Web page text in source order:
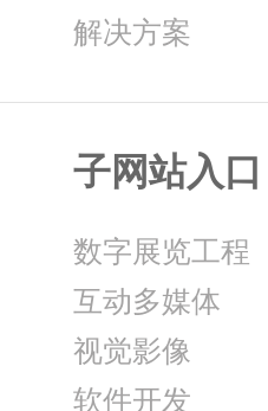
解决方案
子网站入口
数字展览工程
互动多媒体
视觉影像
软件开发